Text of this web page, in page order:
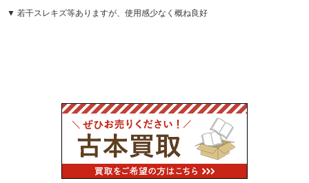
▼ 若干スレキズ等ありますが、使用感少なく概ね良好